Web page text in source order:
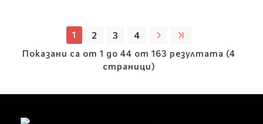
1 2 3 4
Показани са от 1 до 44 от 163 резултата (4
страници)